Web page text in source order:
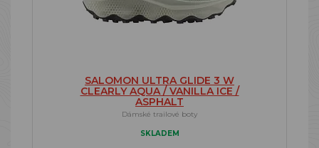
SALOMON ULTRA GLIDE 3 W
CLEARLY AQUA / VANILLA ICE /
ASPHALT
Dámské trailové boty
SKLADEM